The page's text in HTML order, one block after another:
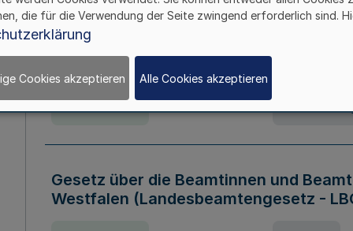
Verordnung über die
Nordrhein-Westfalen
Gesetz über die Beamtinnen und
Westfalen (Landesbeamtengesetz -
die für die Verwendung der Seite zwingend erforderlich sind.
Cookies akzeptieren Alle Cookies akzeptieren